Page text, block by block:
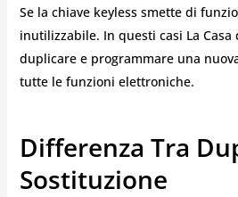
Se la chiave keyless smette di
inutilizzabile. In questi casi La Casa
duplicare e programmare una
tutte le funzioni elettroniche.
Differenza Tra
Sostituzione